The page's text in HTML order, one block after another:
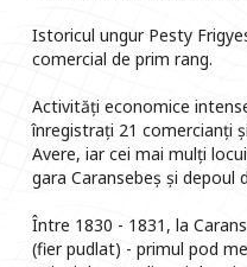
Istoricul ungur Pesty
comercial de prim rang.
Activități economice
înregistrați 21 comercianți
Avere, iar cei mai mulți
gara Caransebeș și
Între 1830 - 1831, la
(fier pudlat) - primul pod